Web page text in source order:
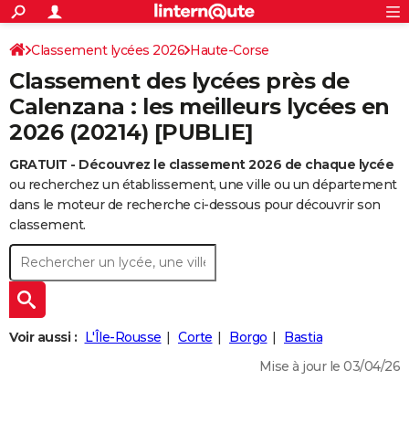
ACTUALITÉS
Politique
Société
Faits Divers
Education
Monde
Villes
+
SPORT
Coupe du monde 2026
Football
Tennis
Cyclisme
Rugby
Forum
CULTURE
Programme TV
TNT
Streaming
Cinéma
Sorties cinéma
Musique
+
FINANCE
Retraite
Impôts
Epargne
Immobilier
Risques naturels par ville
Banque
Assurance
Crédit
AUTO
Essais
Réserver un essai
Citadines
Berlines
SUV
Forum auto
+
HIGH-TECH
BRICOLAGE
Forum
Aménagement intérieur
Extérieur
Cuisine
Salle de bains
Jardinage
Rangement
+WEEK-END
Guides de France
Escapades
Patrimoine
Expositions
Musées
Week-end nature
+
LIFESTYLE
S'inscrire
Connexion
Classement lycées 2026 Haute-Corse
Classement des lycées près de
Calenzana : les meilleurs lycées en
2026 (20214) [PUBLIE]
GRATUIT - Découvrez le classement 2026 de chaque lycée
ou recherchez un établissement, une ville ou un département
dans le moteur de recherche ci-dessous pour découvrir son
classement.
Voir aussi : L'Île-Rousse Corte Borgo
Bastia
Mise à jour le 03/04/26